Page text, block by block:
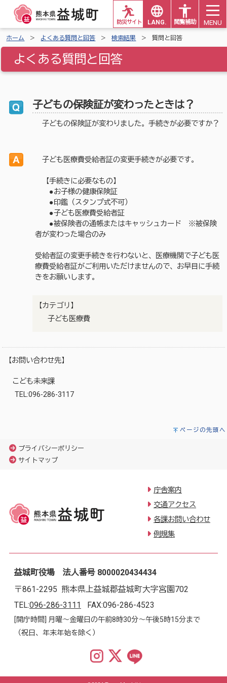
LANG. 閲覧補助
防災サイト MENU
ホーム よくある質問と回答 検索結果 質問と回答
よくある質問と回答
子どもの保険証が変わったときは？
子どもの保険証が変わりました。手続きが必要ですか？
子ども医療費受給者証の変更手続きが必要です。
【手続きに必要なもの】
●お子様の健康保険証
●印鑑（スタンプ式不可）
●子ども医療費受給者証
●被保険者の通帳またはキャッシュカード ※被保険
者が変わった場合のみ
受給者証の変更手続きを行わないと、医療機関で子ども医
療費受給者証がご利用いただけませんので、お早目に手続
きをお願いします。
【カテゴリ】
子ども医療費
【お問い合わせ先】
こども未来課
TEL:096-286-3117
ページの先頭へ
プライバシーポリシー
サイトマップ
庁舎案内
交通アクセス
各課お問い合わせ
例規集
益城町役場 法人番号 8000020434434
〒861-2295 熊本県上益城郡益城町大字宮園702
TEL:096-286-3111 FAX:096-286-4523
[開庁時間] 月曜～金曜日の午前8時30分～午後5時15分まで
（祝日、年末年始を除く）